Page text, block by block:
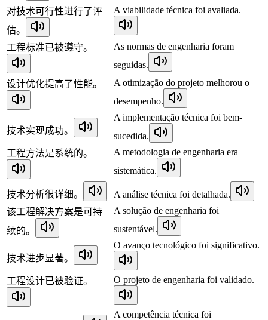
对技术可行性进行了评
估。
A viabilidade técnica foi avaliada.
工程标准已被遵守。
As normas de engenharia foram
seguidas.
设计优化提高了性能。
A otimização do projeto melhorou o
desempenho.
技术实现成功。
A implementação técnica foi bem-
sucedida.
工程方法是系统的。
A metodologia de engenharia era
sistemática.
技术分析很详细。
A análise técnica foi detalhada.
该工程解决方案是可持
续的。
A solução de engenharia foi
sustentável.
技术进步显著。
O avanço tecnológico foi significativo.
工程设计已被验证。 O projeto de engenharia foi validado.
A competência técnica foi